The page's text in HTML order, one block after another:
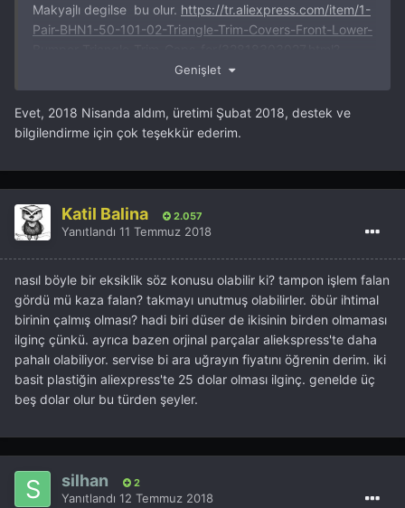
Makyajlı degilse bu olur. https://tr.aliexpress.com/item/1-
Pair-BHN1-50-101-02-Triangle-Trim-Covers-Front-Lower-
spm=a2g10.search0104.3.2.277f257atWv0Dn&amp;ws_a
b_test=searchweb0_0,searchweb201602_4_10152_10151_
10065_10344_10068_10342_10325_10546_10343_10340_1
0548_10341_10696_10084_10083_10618_10307_10846_10
0,searchweb201603_6,ppcSwitch_7&amp;algo_expid=e7
7241ac-1b09-4b7b-8e0f-859875514c50-
0&amp;algo_pvid=e77241ac-1b09-4b7b-8e0f-
859875514c50&amp;priceBeautifyAB=0
Genişlet
Evet, 2018 Nisanda aldım, üretimi Şubat 2018, destek ve
bilgilendirme için çok teşekkür ederim.
Katil Balina 2.057
Yanıtlandı 11 Temmuz 2018
nasıl böyle bir eksiklik söz konusu olabilir ki? tampon işlem falan
gördü mü kaza falan? takmayı unutmuş olabilirler. öbür ihtimal
birinin çalmış olması? hadi biri düser de ikisinin birden olmaması
ilginç çünkü. ayrıca bazen orjinal parçalar aliekspress'te daha
pahalı olabiliyor. servise bi ara uğrayın fiyatını öğrenin derim. iki
basit plastiğin aliexpress'te 25 dolar olması ilginç. genelde üç
beş dolar olur bu türden şeyler.
silhan 2
Yanıtlandı 12 Temmuz 2018